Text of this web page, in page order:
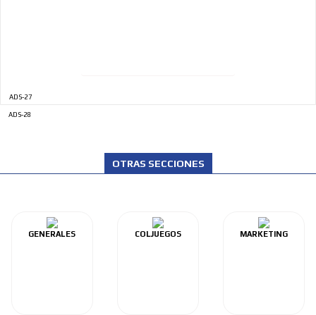
ADS-27
ADS-28
OTRAS SECCIONES
GENERALES COLJUEGOS MARKETING